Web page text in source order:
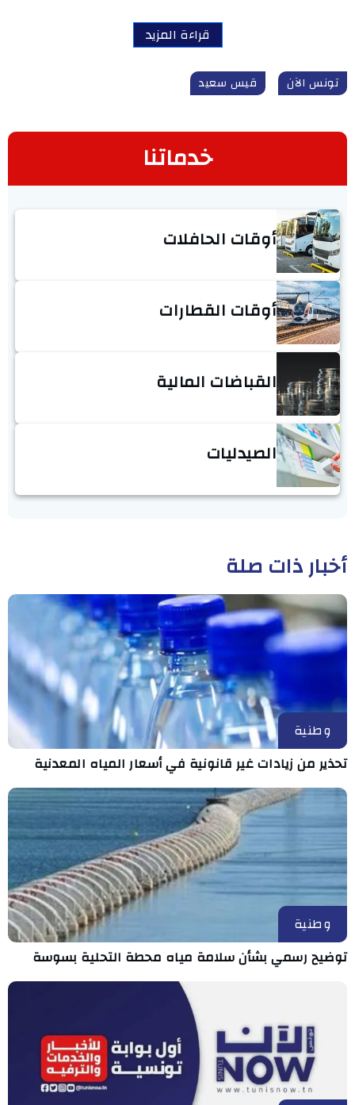
قراءة المزيد
تونس الآن قيس سعيد
خدماتنا
أوقات الحافلات
أوقات القطارات
القباضات المالية
الصيدليات
أخبار ذات صلة
وطنية
تحذير من زيادات غير قانونية في أسعار المياه المعدنية
وطنية
توضيح رسمي بشأن سلامة مياه محطة التحلية بسوسة